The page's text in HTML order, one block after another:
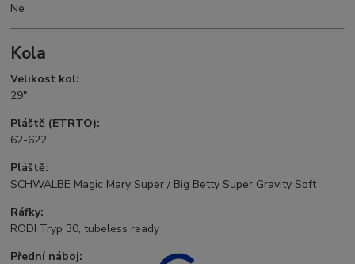
Ne
Kola
Velikost kol:
29"
Pláště (ETRTO):
62-622
Pláště:
SCHWALBE Magic Mary Super / Big Betty Super Gravity Soft
Ráfky:
RODI Tryp 30, tubeless ready
Přední náboj: